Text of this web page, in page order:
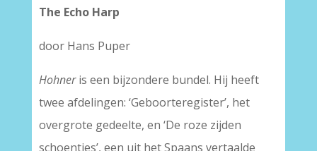
The Echo Harp
door Hans Puper
Hohneris een bijzondere bundel. Hij heeft
twee afdelingen: ‘Geboorteregister’, het
overgrote gedeelte, en ‘De roze zijden
schoentjes’, een uit het Spaans vertaalde